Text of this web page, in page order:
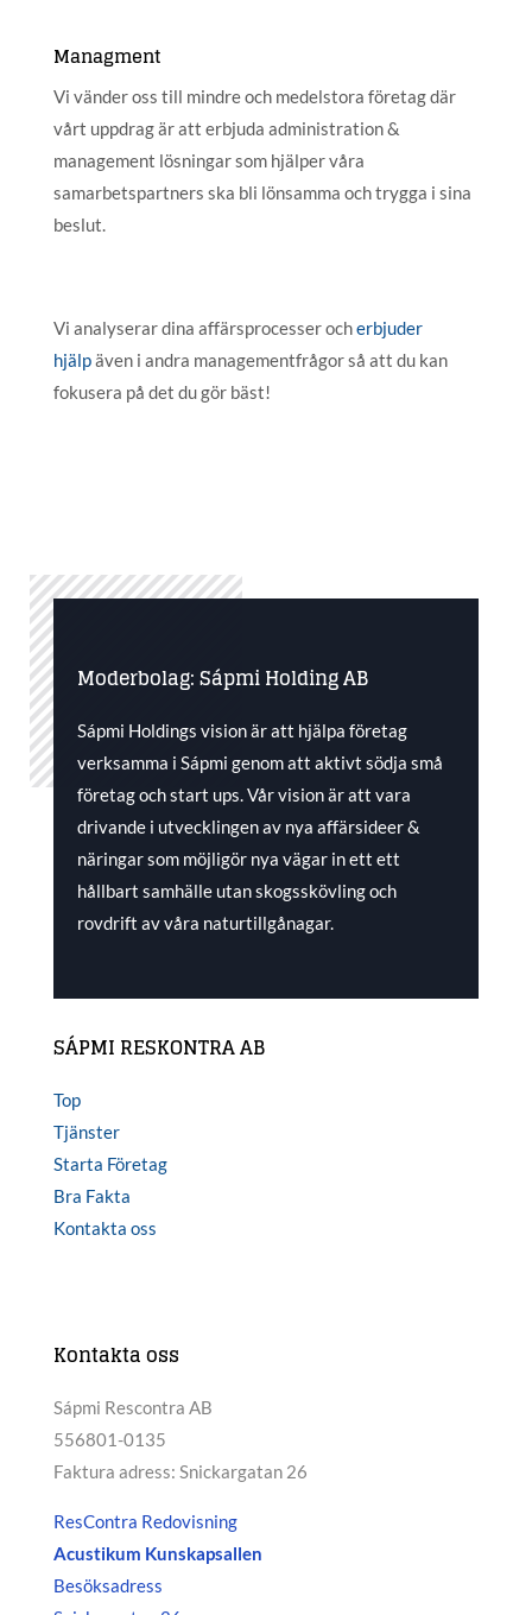
Managment
Vi vänder oss till mindre och medelstora företag där
vårt uppdrag är att erbjuda administration &
management lösningar som hjälper våra
samarbetspartners ska bli lönsamma och trygga i sina
beslut.
Vi analyserar dina affärsprocesser ocherbjuder
hjälpäven i andra managementfrågor så att du kan
fokusera på det du gör bäst!
Moderbolag: Sápmi Holding AB
Sápmi Holdings vision är att hjälpa företag
verksamma i Sápmi genom att aktivt södja små
företag och start ups. Vår vision är att vara
drivande i utvecklingen av nya affärsideer &
näringar som möjligör nya vägar in ett ett
hållbart samhälle utan skogsskövling och
rovdrift av våra naturtillgånagar.
SÁPMI RESKONTRA AB
Top
Tjänster
Starta Företag
Bra Fakta
Kontakta oss
Kontakta oss
Sápmi Rescontra AB
556801-0135
Faktura adress: Snickargatan 26
ResContra Redovisning
Acustikum Kunskapsallen
Besöksadress